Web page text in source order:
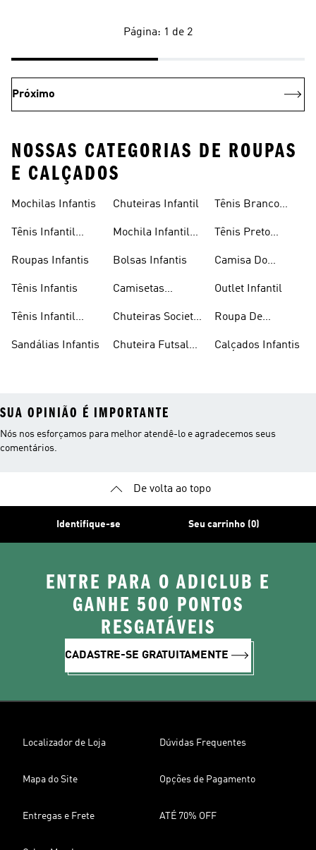
Página: 1 de 2
Próximo
NOSSAS CATEGORIAS DE ROUPAS
E CALÇADOS
Mochilas Infantis
Tênis Infantil
Roupas Infantis
Tênis Infantis
Tênis Infantil
Sandálias Infantis
Chuteiras Infantil
Mochila Infantil
Bolsas Infantis
Camisetas
Chuteiras Society
Chuteira Futsal
Tênis Branco
Tênis Preto
Camisa Do
Outlet Infantil
Roupa De
Calçados Infantis
SUA OPINIÃO É IMPORTANTE
Nós nos esforçamos para melhor atendê-lo e agradecemos seus
comentários.
De volta ao topo
Identifique-se Seu carrinho (0)
ENTRE PARA O ADICLUB E
GANHE 500 PONTOS
RESGATÁVEIS
CADASTRE-SE GRATUITAMENTE
Localizador de Loja Dúvidas Frequentes
Mapa do Site Opções de Pagamento
Entregas e Frete ATÉ 70% OFF